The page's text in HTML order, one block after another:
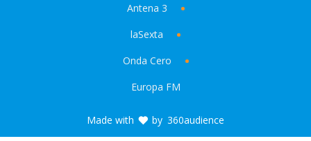
Antena 3
laSexta
Onda Cero
Europa FM
Made with by 360audience